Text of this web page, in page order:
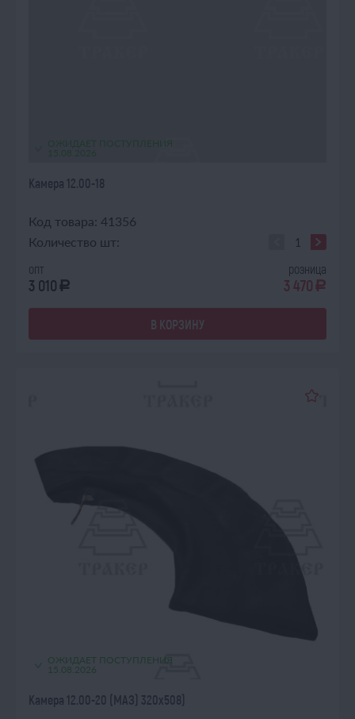
ОЖИДАЕТ ПОСТУПЛЕНИЯ
15.08.2026
Камера 12.00-18
Код товара: 41356
Количество шт:
опт
3 010 a
розница
3 470 a
В КОРЗИНУ
ОЖИДАЕТ ПОСТУПЛЕНИЯ
15.08.2026
Камера 12.00-20 (МАЗ) 320х508)